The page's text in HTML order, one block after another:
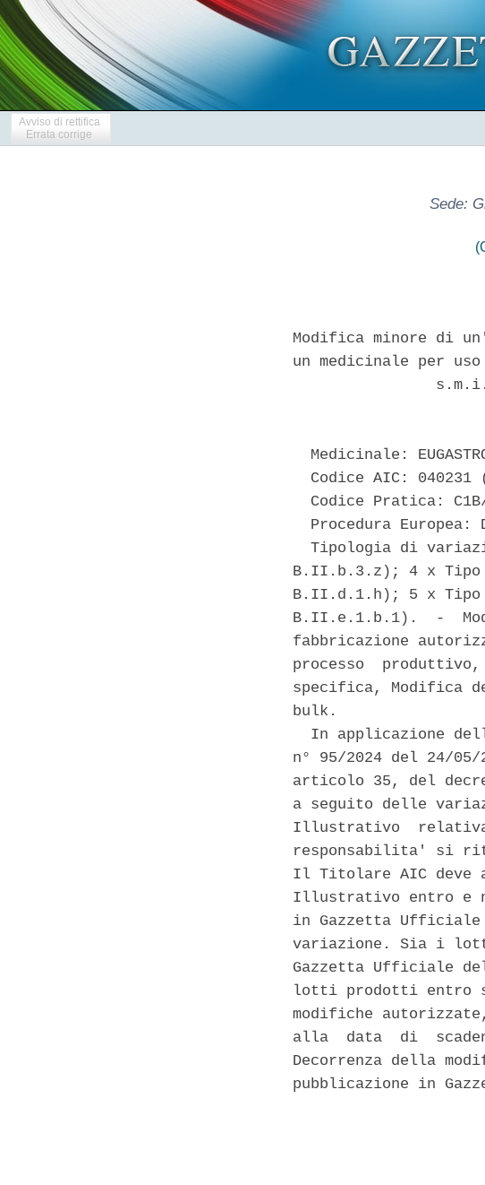
Avviso di rettifica
Errata corrige
Sede:
Modifica minore di
un medicinale per uso
Medicinale:
Codice AIC: 040231
Codice Pratica:
Procedura Europea:
Tipologia di
B.II.b.3.z); 4 x
B.II.d.1.h); 5 x
B.II.e.1.b.1).  -
fabbricazione
processo
specifica, Modifica
bulk.
In applicazione
n° 95/2024 del 24/
articolo 35, del
a seguito delle
Illustrativo
responsabilita' si
Il Titolare AIC deve
Illustrativo entro e
in Gazzetta Ufficiale
variazione. Sia i
Gazzetta Ufficiale
lotti prodotti entro
modifiche
alla  data  di
Decorrenza della
pubblicazione in